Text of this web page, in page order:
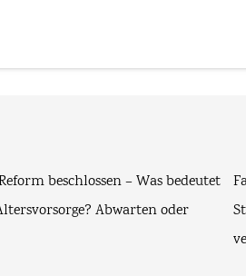
beschlossen – Was bedeutet
Abwarten oder